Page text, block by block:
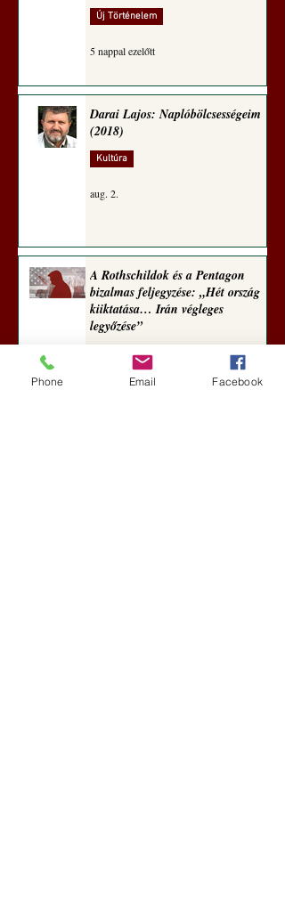
Új Történelem
5 nappal ezelőtt
Darai Lajos: Naplóbölcsességeim
(2018)
Kultúra
aug. 2.
A Rothschildok és a Pentagon
bizalmas feljegyzése: „Hét ország
kiiktatása… Irán végleges
legyőzése”
Új Történelem
Phone Email Facebook